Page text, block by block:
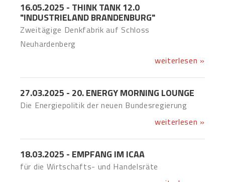
16.05.2025 - THINK TANK 12.0
"INDUSTRIELAND BRANDENBURG"
Zweitägige Denkfabrik auf Schloss
Neuhardenberg
weiterlesen »
27.03.2025 - 20. ENERGY MORNING LOUNGE
Die Energiepolitik der neuen Bundesregierung
weiterlesen »
18.03.2025 - EMPFANG IM ICAA
für die Wirtschafts- und Handelsräte